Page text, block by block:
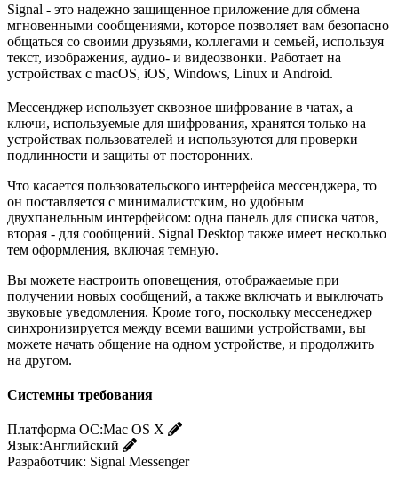
Signal - это надежно защищенное приложение для обмена
мгновенными сообщениями, которое позволяет вам безопасно
общаться со своими друзьями, коллегами и семьей, используя
текст, изображения, аудио- и видеозвонки. Работает на
устройствах с macOS, iOS, Windows, Linux и Android.
Мессенджер использует сквозное шифрование в чатах, а
ключи, используемые для шифрования, хранятся только на
устройствах пользователей и используются для проверки
подлинности и защиты от посторонних.
Что касается пользовательского интерфейса мессенджера, то
он поставляется с минималистским, но удобным
двухпанельным интерфейсом: одна панель для списка чатов,
вторая - для сообщений. Signal Desktop также имеет несколько
тем оформления, включая темную.
Вы можете настроить оповещения, отображаемые при
получении новых сообщений, а также включать и выключать
звуковые уведомления. Кроме того, поскольку мессенеджер
синхронизируется между всеми вашими устройствами, вы
можете начать общение на одном устройстве, и продолжить
на другом.
Системны требования
Платформа ОС:Mac OS X
Язык:Английский
Разработчик: Signal Messenger